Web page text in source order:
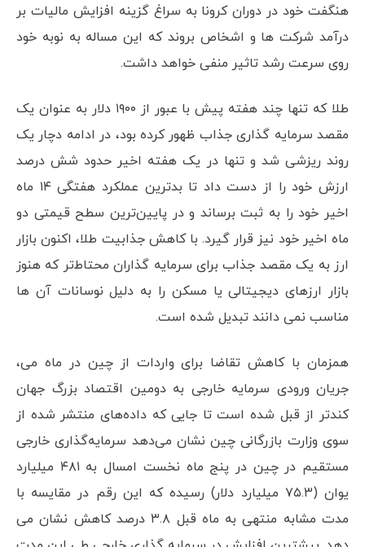
هنگفت خود در دوران کرونا به سراغ گزینه افزایش مالیات بر
درآمد شرکت ها و اشخاص بروند که این مساله به نوبه خود
روی سرعت رشد تاثیر منفی خواهد داشت.
طلا که تنها چند هفته پیش با عبور از ۱۹۰۰ دلار به عنوان یک
مقصد سرمایه گذاری جذاب ظهور کرده بود، در ادامه دچار یک
روند ریزشی شد و تنها در یک هفته اخیر حدود شش درصد
ارزش خود را از دست داد تا بدترین عملکرد هفتگی ۱۴ ماه
اخیر خود را به ثبت برساند و در پایین‌ترین سطح قیمتی دو
ماه اخیر خود نیز قرار گیرد. با کاهش جذابیت طلا، اکنون بازار
ارز به یک مقصد جذاب برای سرمایه گذاران محتاط‌تر که هنوز
بازار ارزهای دیجیتالی یا مسکن را به دلیل نوسانات آن ها
مناسب نمی دانند تبدیل شده است.
همزمان با کاهش تقاضا برای واردات از چین در ماه می،
جریان ورودی سرمایه خارجی به دومین اقتصاد بزرگ جهان
کندتر از قبل شده است تا جایی که داده‌های منتشر شده از
سوی وزارت بازرگانی چین نشان می‌دهد سرمایه‌گذاری خارجی
مستقیم در چین در پنج ماه نخست امسال به ۴۸۱ میلیارد
یوان (۷۵.۳ میلیارد دلار) رسیده که این رقم در مقایسه با
مدت مشابه منتهی به ماه قبل ۳.۸ درصد کاهش نشان می